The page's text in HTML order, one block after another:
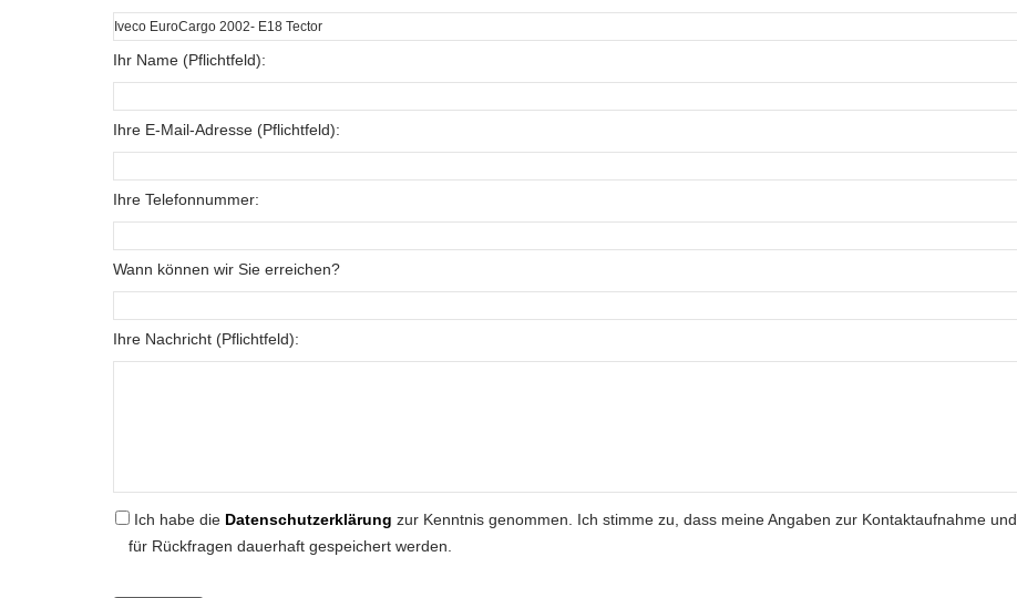
Ihr Name (Pflichtfeld):
Ihre E-Mail-Adresse (Pflichtfeld):
Ihre Telefonnummer:
Wann können wir Sie erreichen?
Ihre Nachricht (Pflichtfeld):
Ich habe die Datenschutzerklärung zur Kenntnis genommen. Ich stimme zu, dass meine Angaben zur Kontaktaufnahme und
für Rückfragen dauerhaft gespeichert werden.